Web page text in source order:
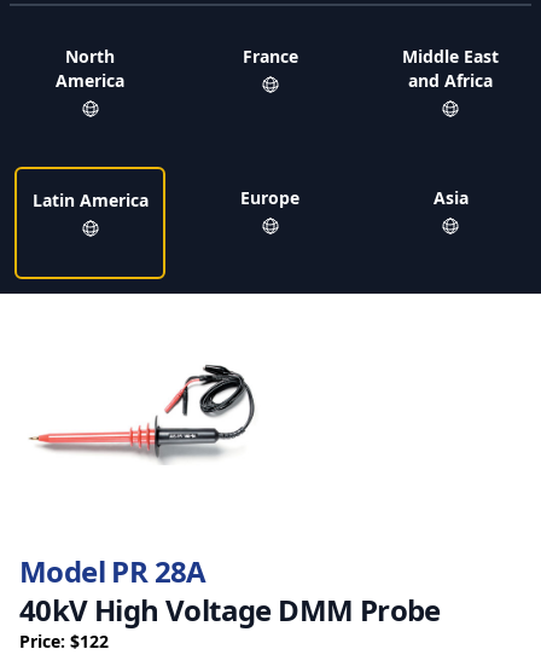
North
America
Latin America
France
Europe
Middle East
and Africa
Asia
Model PR 28A
40kV High Voltage DMM Probe
Price: $122